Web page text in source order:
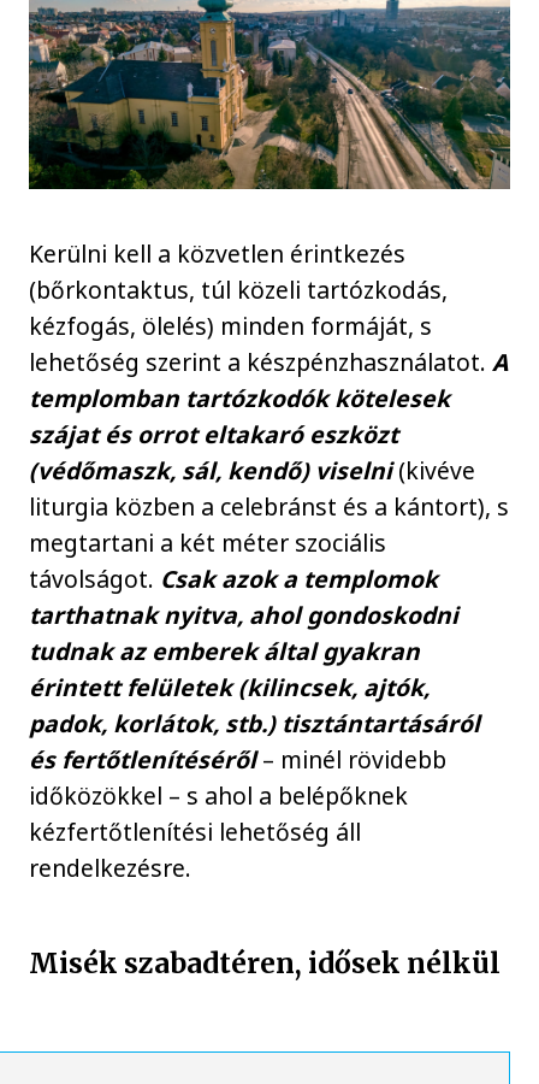
Kerülni kell a közvetlen érintkezés
(bőrkontaktus, túl közeli tartózkodás,
kézfogás, ölelés) minden formáját, s
lehetőség szerint a készpénzhasználatot.A
templomban tartózkodók kötelesek
szájat és orrot eltakaró eszközt
(védőmaszk, sál, kendő) viselni(kivéve
liturgia közben a celebránst és a kántort), s
megtartani a két méter szociális
távolságot. Csak azok a templomok
tarthatnak nyitva, ahol gondoskodni
tudnak az emberek által gyakran
érintett felületek (kilincsek, ajtók,
padok, korlátok, stb.) tisztántartásáról
és fertőtlenítéséről– minél rövidebb
időközökkel – s ahol a belépőknek
kézfertőtlenítési lehetőség áll
rendelkezésre.
Misék szabadtéren, idősek nélkül